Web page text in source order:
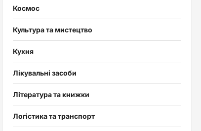
Космос
Культура та мистецтво
Кухня
Лікувальні засоби
Література та книжки
Логістика та транспорт